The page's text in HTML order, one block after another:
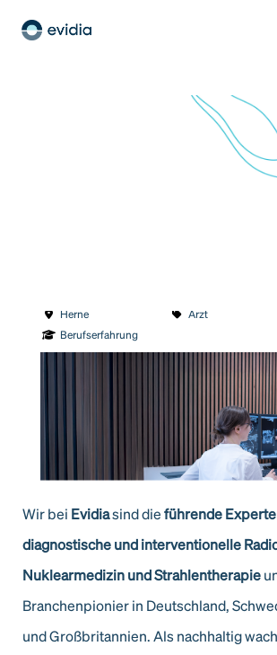
Herne
Berufserfahrung
Arzt
Wir bei Evidiasind dieführende
diagnostische und interventionelle
Nuklearmedizin und Strahlentherapie
Branchenpionier in Deutschland,
und Großbritannien. Als nachhaltig